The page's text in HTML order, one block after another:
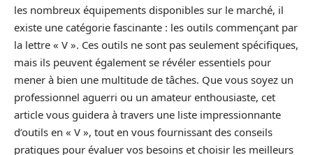
les nombreux équipements disponibles sur le marché, il
existe une catégorie fascinante : les outils commençant par
la lettre « V ». Ces outils ne sont pas seulement spécifiques,
mais ils peuvent également se révéler essentiels pour
mener à bien une multitude de tâches. Que vous soyez un
professionnel aguerri ou un amateur enthousiaste, cet
article vous guidera à travers une liste impressionnante
d’outils en « V », tout en vous fournissant des conseils
pratiques pour évaluer vos besoins et choisir les meilleurs